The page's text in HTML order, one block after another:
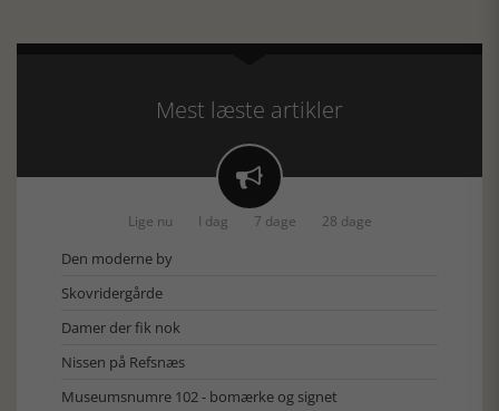
Mest læste artikler

Lige nu I dag 7 dage 28 dage
Den moderne by
Skovridergårde
Damer der fik nok
Nissen på Refsnæs
Museumsnumre 102 - bomærke og signet